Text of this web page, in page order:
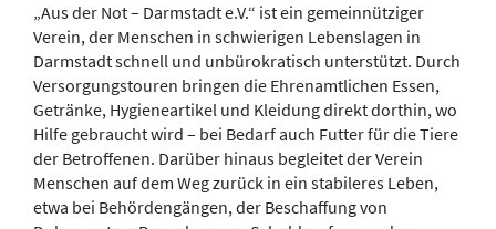
„Aus der Not – Darmstadt e.V.“ ist ein gemeinnütziger
Verein, der Menschen in schwierigen Lebenslagen in
Darmstadt schnell und unbürokratisch unterstützt. Durch
Versorgungstouren bringen die Ehrenamtlichen Essen,
Getränke, Hygieneartikel und Kleidung direkt dorthin, wo
Hilfe gebraucht wird – bei Bedarf auch Futter für die Tiere
der Betroffenen. Darüber hinaus begleitet der Verein
Menschen auf dem Weg zurück in ein stabileres Leben,
etwa bei Behördengängen, der Beschaffung von